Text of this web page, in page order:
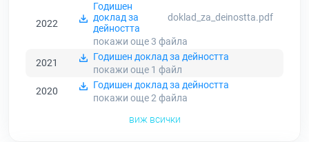
2022
Годишен
доклад за
дейността
doklad_za_deinostta.pdf
покажи още 3 файла
2021
Годишен доклад за дейността
покажи още 1 файл
2020
Годишен доклад за дейността
покажи още 2файла
виж всички